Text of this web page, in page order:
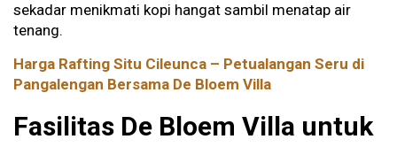
sekadar menikmati kopi hangat sambil menatap air
tenang.
Harga Rafting Situ Cileunca – Petualangan Seru di
Pangalengan Bersama De Bloem Villa
Fasilitas De Bloem Villa untuk